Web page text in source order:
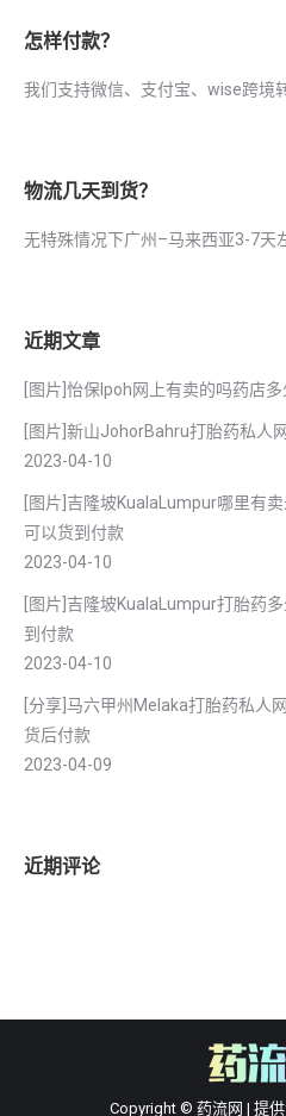
怎样付款？
我们支持微信、支付宝、wise跨境
物流几天到货？
无特殊情况下广州–马来西亚3-7天
近期文章
[图片]怡保lpoh网上有卖的吗药店
[图片]新山JohorBahru打胎药私人
2023-04-10
[图片]吉隆坡KualaLumpur哪里有
可以货到付款
2023-04-10
[图片]吉隆坡KualaLumpur打胎药
到付款
2023-04-10
[分享]马六甲州Melaka打胎药私人
货后付款
2023-04-09
近期评论
Copyright © 药流网 | 提